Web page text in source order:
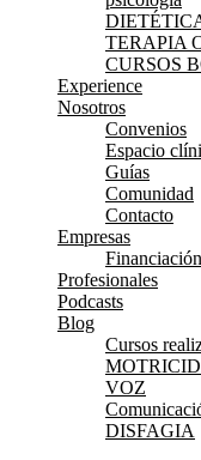
TERAPIA
CURSOS
Experience
Nosotros
Convenios
Espacio
Guías
Comunidad
Contacto
Empresas
Profesionales
Podcasts
Blog
Cursos
VOZ
DISFAGIA